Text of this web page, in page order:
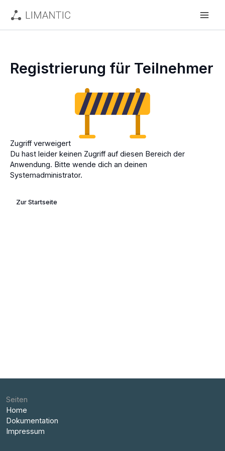
Inhalt
Registrierung für Teilnehmer
Zugriff verweigert
Du hast leider keinen Zugriff auf diesen Bereich der
Anwendung. Bitte wende dich an deinen
Systemadministrator.
Zur Startseite
Seiten
Home
Dokumentation
Impressum